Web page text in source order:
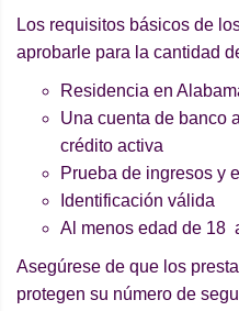
Los requisitos básicos de
aprobarle para la cantidad
Residencia en
Una cuenta de banco
crédito activa
Prueba de ingresos y
Identificación válida
Al menos edad de 18
Asegúrese de que los
protegen su número de